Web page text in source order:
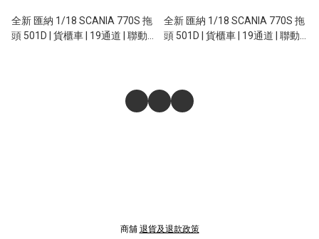
全新 匯納 1/18 SCANIA 770S 拖
頭 501D | 貨櫃車 | 19通道 | 聯動
全新 匯納 1/18 SCANIA 770S 拖
頭 501D | 貨櫃車 | 19通道 | 聯動
商舖 退貨及退款政策